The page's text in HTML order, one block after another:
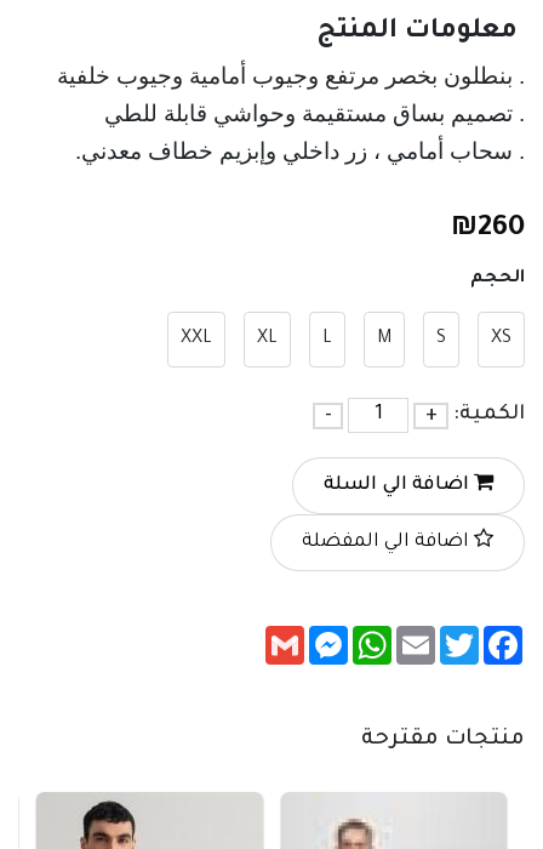
معلومات المنتج
. بنطلون بخصر مرتفع وجيوب أمامية وجيوب خلفية
. تصميم بساق مستقيمة وحواشي قابلة للطي
. سحاب أمامي ، زر داخلي وإبزيم خطاف معدني.
₪260
الحجم
XS
S
M
L
XL
XXL
الكمية: +
-
اضافة الي السلة
اضافة الي المفضلة
Facebook
Twitter
Email
WhatsApp
Messenger
Gmail
منتجات مقترحة